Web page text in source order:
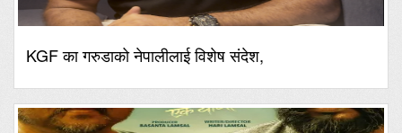
KGF का गरुडाको नेपालीलाई विशेष संदेश,